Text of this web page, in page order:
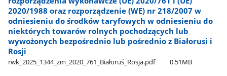
2020/1988 oraz rozporządzenie (WE) nr 218/2007 w
odniesieniu do środków taryfowych w odniesieniu do
niektórych towarów rolnych pochodzących lub
wywożonych bezpośrednio lub pośrednio z Białorusi i
Rosji
rwk​_2025​_1344​_zm​_2020​_761​_Białoruś​_Rosja.pdf 0.51MB